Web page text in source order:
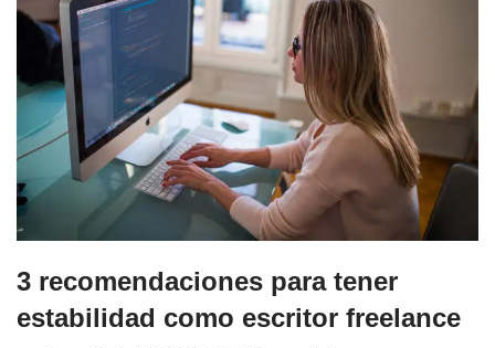
3 recomendaciones para tener
estabilidad como escritor freelance